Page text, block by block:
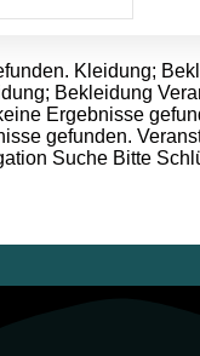
Kleidung;
Bekleidung
Ergebnisse
gefunden.
Suche Bitte